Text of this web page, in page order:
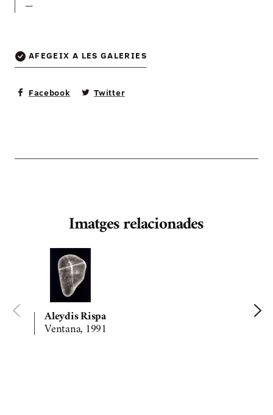
—
AFEGEIX A LES GALERIES
Facebook Twitter
Imatges relacionades
Aleydis Rispa
Ventana, 1991